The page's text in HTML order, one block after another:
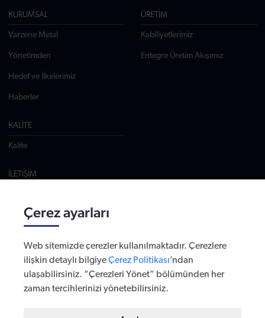
Çerez ayarları
Web sitemizde çerezler kullanılmaktadır. Çerezlere
ilişkin detaylı bilgiyeÇerez Politikası’ndan
ulaşabilirsiniz. “Çerezleri Yönet” bölümünden her
zaman tercihlerinizi yönetebilirsiniz.
KURUMSAL
Varzene Metal
Yönetimden
Hedef ve İlkelerimiz
Haberler
ÜRETİM
Kabiliyetlerimiz
Entegre Üretim Akışımız
KALİTE
Kalite
İLETİŞİM
T: +90 216 784 1140
info@varzene.com
Tüm Adresler